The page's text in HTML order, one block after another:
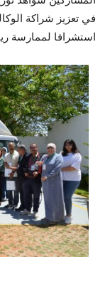
في تعزيز شراكة
استشرافا لممارسة